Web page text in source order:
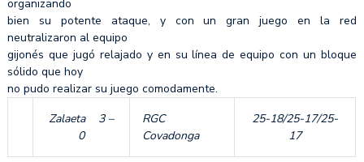
organizando
bien su potente ataque, y con un gran juego en la red
neutralizaron al equipo
gijonés que jugó relajado y en su línea de equipo con un bloque
sólido que hoy
no pudo realizar su juego comodamente.
Zalaeta 3 –
0
RGC
Covadonga
25-18/25-17/25-
17